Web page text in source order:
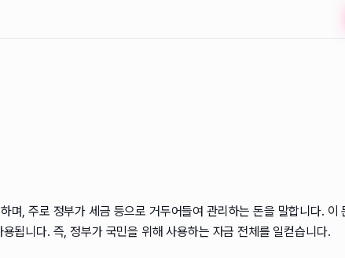
며, 주로 정부가 세금 등으로 거두어들여 관리하는 돈을 말합니다. 이
됩니다. 즉, 정부가 국민을 위해 사용하는 자금 전체를 일컫습니다.